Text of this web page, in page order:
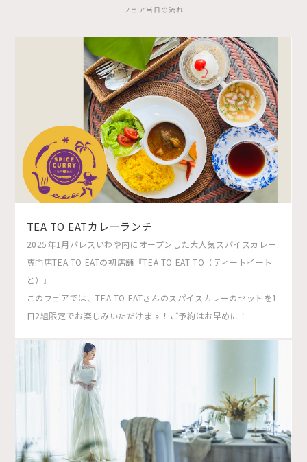
フェア当日の流れ
TEA TO EATカレーランチ
2025年1月パレスいわや内にオープンした大人気スパイスカレー
専門店TEA TO EATの初店舗『TEA TO EAT TO（ティートイート
と）』
このフェアでは、TEA TO EATさんのスパイスカレーのセットを1
日2組限定でお楽しみいただけます！ご予約はお早めに！